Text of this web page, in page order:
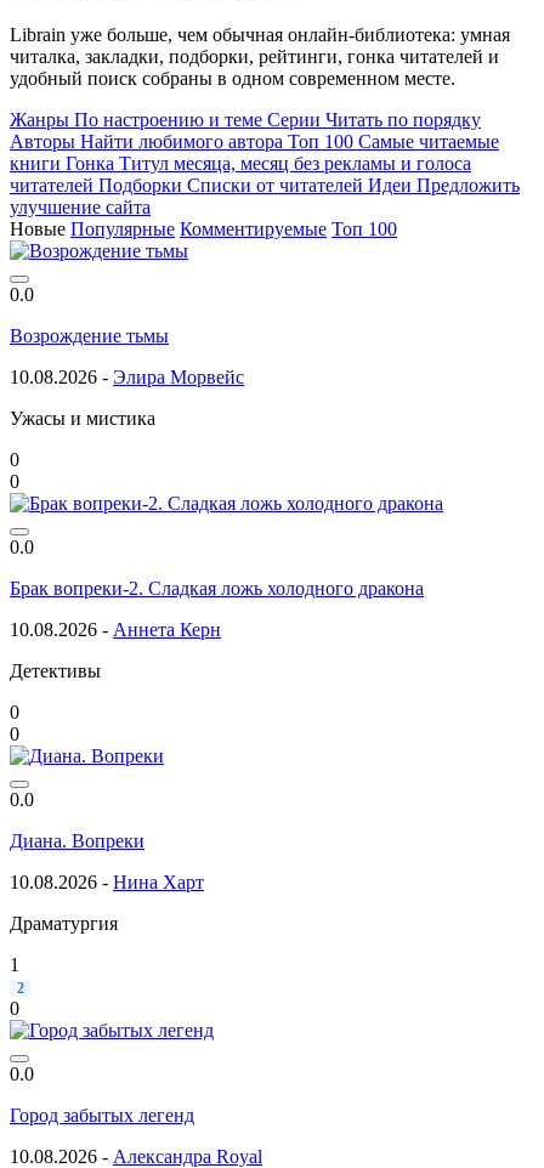
Librain уже больше, чем обычная онлайн-библиотека: умная
читалка, закладки, подборки, рейтинги, гонка читателей и
удобный поиск собраны в одном современном месте.
Жанры По настроению и теме Серии Читать по порядку
Авторы Найти любимого автора Топ 100 Самые читаемые
книги Гонка Титул месяца, месяц без рекламы и голоса
читателей Подборки Списки от читателей Идеи Предложить
улучшение сайта
Новые Популярные Комментируемые Топ 100
0.0
Возрождение тьмы
10.08.2026 - Элира Морвейс
Ужасы и мистика
0
0
0.0
Брак вопреки-2. Сладкая ложь холодного дракона
10.08.2026 - Аннета Керн
Детективы
0
0
0.0
Диана. Вопреки
10.08.2026 - Нина Харт
Драматургия
1
2
0
0.0
Город забытых легенд
10.08.2026 - Александра Royal